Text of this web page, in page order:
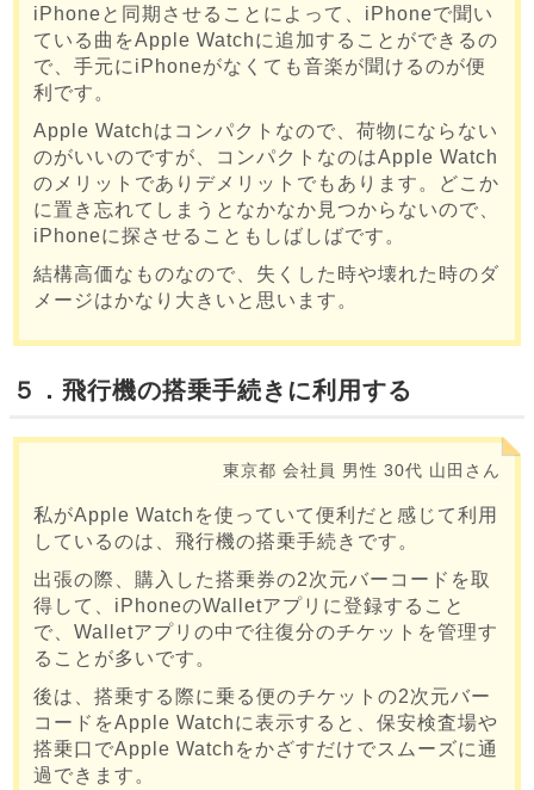
iPhoneと同期させることによって、iPhoneで聞い
ている曲をApple Watchに追加することができるの
で、手元にiPhoneがなくても音楽が聞けるのが便
利です。
Apple Watchはコンパクトなので、荷物にならない
のがいいのですが、コンパクトなのはApple Watch
のメリットでありデメリットでもあります。どこか
に置き忘れてしまうとなかなか見つからないので、
iPhoneに探させることもしばしばです。
結構高価なものなので、失くした時や壊れた時のダ
メージはかなり大きいと思います。
５．飛行機の搭乗手続きに利用する
山田さん
30代
男性
会社員
東京都
私がApple Watchを使っていて便利だと感じて利用
しているのは、飛行機の搭乗手続きです。
出張の際、購入した搭乗券の2次元バーコードを取
得して、iPhoneのWalletアプリに登録すること
で、Walletアプリの中で往復分のチケットを管理す
ることが多いです。
後は、搭乗する際に乗る便のチケットの2次元バー
コードをApple Watchに表示すると、保安検査場や
搭乗口でApple Watchをかざすだけでスムーズに通
過できます。